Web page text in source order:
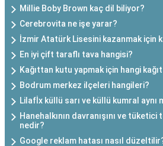
Millie Boby Brown kaç dil biliyor?
Cerebrovita ne işe yarar?
İzmir Atatürk Lisesini kazanmak için
En iyi çift taraflı tava hangisi?
Kağıttan kutu yapmak için hangi kağıt
Bodrum merkez ilçeleri hangileri?
Lilafİx küllü sarı ve küllü kumral aynı
Hanehalkının davranışını ve
nedir?
Google reklam hatası nasıl